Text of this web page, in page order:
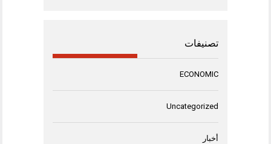
تصنيفات
ECONOMIC
Uncategorized
أخبار